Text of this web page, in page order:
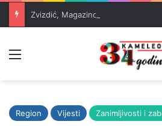
Region Vijesti Zanimljivosti i